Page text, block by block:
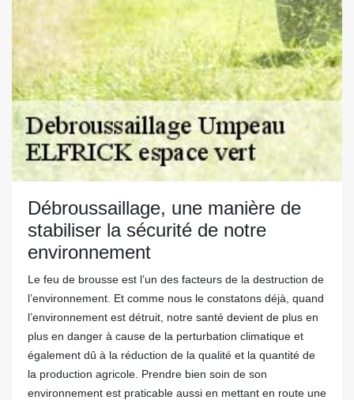
Débroussaillage, une manière de
stabiliser la sécurité de notre
environnement
Le feu de brousse est l’un des facteurs de la destruction de
l’environnement. Et comme nous le constatons déjà, quand
l’environnement est détruit, notre santé devient de plus en
plus en danger à cause de la perturbation climatique et
également dû à la réduction de la qualité et la quantité de
la production agricole. Prendre bien soin de son
environnement est praticable aussi en mettant en route une